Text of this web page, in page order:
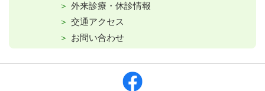
外来診療・休診情報
交通アクセス
お問い合わせ